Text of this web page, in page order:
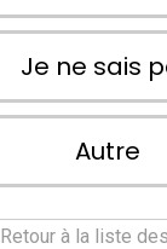
Je ne sais
Autre
Retour à la liste